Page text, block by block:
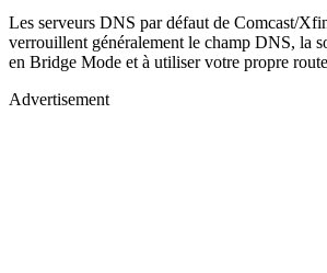
Les serveurs DNS par défaut de Comcast/
verrouillent généralement le champ DNS, la
en Bridge Mode et à utiliser votre propre
Advertisement